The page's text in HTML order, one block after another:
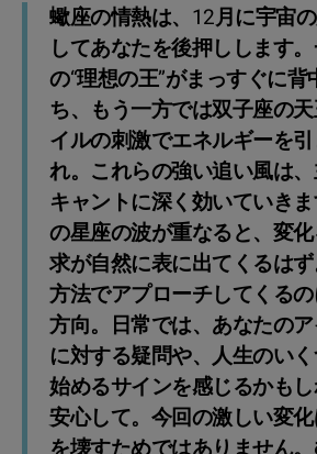
蠍座の情熱は、12月に宇宙
してあなたを後押しします
の“理想の王”がまっすぐに
ち、もう一方では双子座の
イルの刺激でエネルギーを
れ。これらの強い追い風は
キャントに深く効いていき
の星座の波が重なると、変
求が自然に表に出てくるは
方法でアプローチしてくる
方向。日常では、あなたの
に対する疑問や、人生のい
始めるサインを感じるかも
安心して。今回の激しい変